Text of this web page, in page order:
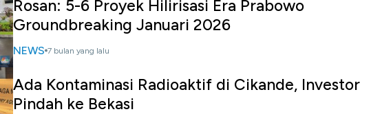
Rosan: 5-6 Proyek Hilirisasi Era Prabowo
Groundbreaking Januari 2026
NEWS 7 bulan yang lalu
Ada Kontaminasi Radioaktif di Cikande, Investor
Pindah ke Bekasi